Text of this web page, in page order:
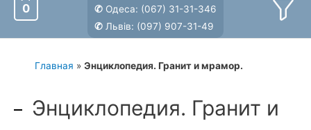
0
✆ Одеса: (067) 31-31-346
✆ Львів: (097) 907-31-49
Главная » Энциклопедия. Гранит и мрамор.
Энциклопедия. Гранит и